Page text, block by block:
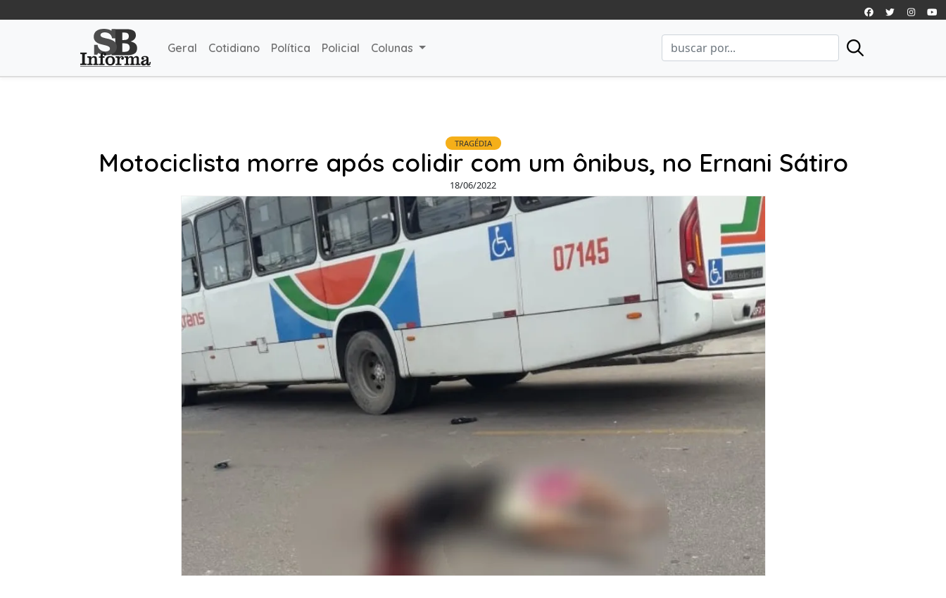
Geral Cotidiano Política Policial Colunas
TRAGÉDIA
Motociclista morre após colidir com um ônibus, no Ernani Sátiro
18/06/2022